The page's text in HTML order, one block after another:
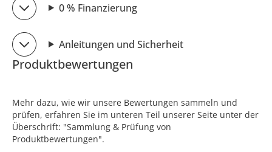
0 % Finanzierung
Anleitungen und Sicherheit
Produktbewertungen
Mehr dazu, wie wir unsere Bewertungen sammeln und
prüfen, erfahren Sie im unteren Teil unserer Seite unter der
Überschrift: "Sammlung & Prüfung von
Produktbewertungen".